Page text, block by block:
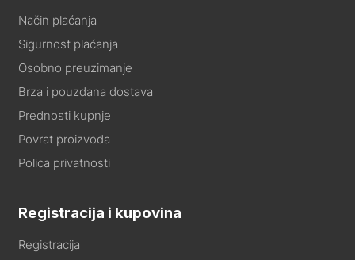
Način plaćanja
Sigurnost plaćanja
Osobno preuzimanje
Brza i pouzdana dostava
Prednosti kupnje
Povrat proizvoda
Polica privatnosti
Registracija i kupovina
Registracija